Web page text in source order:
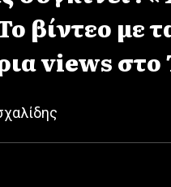
βίντεο με
views